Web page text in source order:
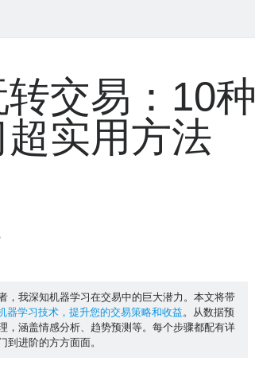
交易：10种
实用方法
，我深知机器学习在交易中的巨大潜力。本文将带
学习技术，提升您的交易策略和收益 。从数据预
，涵盖情感分析、趋势预测等。每个步骤都配有详
到进阶的方方面面。